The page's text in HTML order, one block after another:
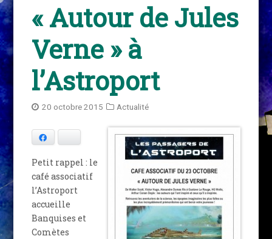
« Autour de Jules
Verne » à
l’Astroport
20 octobre 2015 Actualité
Petit rappel : le
café associatif
l’Astroport
accueille
Banquises et
Comètes